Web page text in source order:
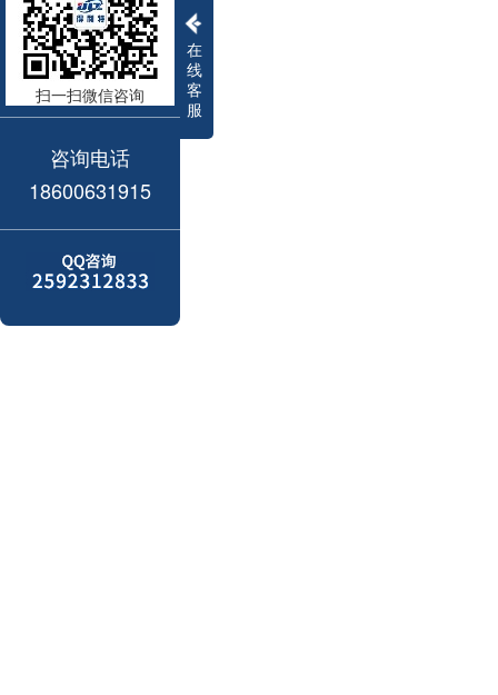
在
线
客
服
扫一扫微信咨询
咨询电话
18600631915